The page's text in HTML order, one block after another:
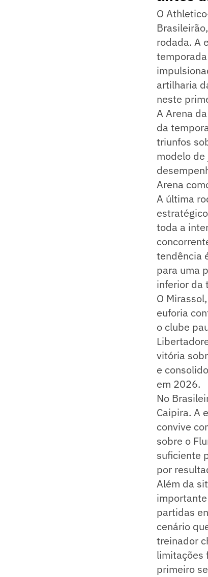
O
rodada. A
artilharia
neste
A Arena
da
triunfos
modelo
Arena
A última
toda a
tendência
para uma
inferior da
O
euforia
o clube
vitória
e
em 2026.
No
Caipira. A
convive
sobre o
suficiente
por
Além da
partidas
cenário
treinador
limitações
primeiro